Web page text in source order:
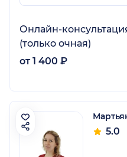
Онлайн-
(только очная)
от 1 400 ₽
5.0